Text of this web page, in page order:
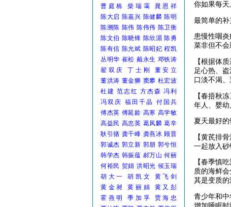
曹庭栋
柴瑞霭
晁恩祥
陈大启 陈嘉兴 陈健麟 陈明
陈溯陈 陈伟 陈伟伟 陈卫衡
陈文伯 陈晓锋 陈欣湄 陈勇
陈有信 陈允斌 陈昭妃 程凯
丛明华 崔松 戴永生 邓铁涛
翟双庆
丁士刚
董安立
董洪涛 董金狮 窦攀 杜宏波
杜建 范志红 方杰森 冯利
冯双庆 福田千晶 付国兵
傅杰英 傅延龄 高寒 高学敏
高益民 高忠英 葛凤麟 葛辛
耿引循 龚千峰 龚燕冰 顾晋
郭诚杰 郭立新 郭朋 郭兮恒
韩学杰 韩振蕴 郝万山 何丽
何裕民 贺娟 洪昭光 候玉瑞
胡大一
胡凯文
黄飞剑
黄金昶
黄丽娟
黄又彭
霍燕明
季加孚
贾海忠
你如果每天
最简单的补
患慢性咽
菜非但不会
【根据体
足心热、
口淡不渴
【春捂秋
年人、婴幼
夏天最好
【黄芪排
一起放入砂
【春季慎
质的海鲜
其是变质的
青少年和